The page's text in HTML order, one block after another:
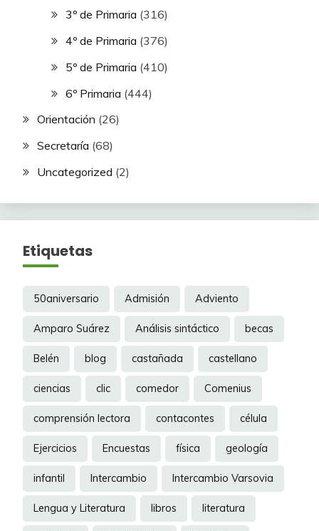
3º de Primaria (316)
4º de Primaria (376)
5º de Primaria (410)
6º Primaria (444)
Orientación (26)
Secretaría (68)
Uncategorized (2)
Etiquetas
50aniversario Admisión Adviento
Amparo Suárez Análisis sintáctico becas
Belén blog castañada castellano
ciencias clic comedor Comenius
comprensión lectora contacontes célula
Ejercicios Encuestas física geología
infantil Intercambio Intercambio Varsovia
Lengua y Literatura libros literatura